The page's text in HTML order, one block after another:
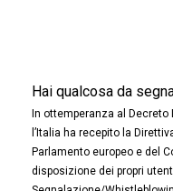
Hai qualcosa da
In ottemperanza al
l’Italia ha recepito la
Parlamento europeo e del
disposizione dei propri